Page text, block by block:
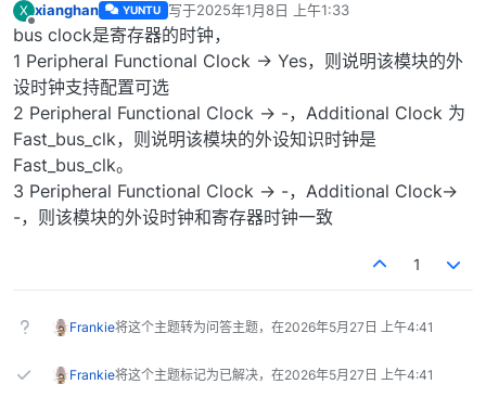
X
离线
xianghan YUNTU 写于2025年1月8日 上午1:33
最后由 编辑
bus clock是寄存器的时钟，
1 Peripheral Functional Clock -> Yes，则说明该模块的外
设时钟支持配置可选
2 Peripheral Functional Clock -> -，Additional Clock 为
Fast_bus_clk，则说明该模块的外设知识时钟是
Fast_bus_clk。
3 Peripheral Functional Clock -> -，Additional Clock->
-，则该模块的外设时钟和寄存器时钟一致
1
Frankie将这个主题转为问答主题，在2026年5月27日 上午4:41
Frankie将这个主题标记为已解决，在2026年5月27日 上午4:41